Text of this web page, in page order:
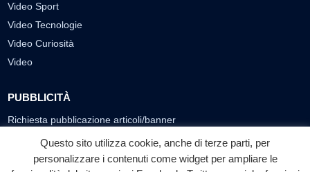
Video Sport
Video Tecnologie
Video Curiosità
Video
PUBBLICITÀ
Richiesta pubblicazione articoli/banner
SEGUICI SUI SOCIAL
Questo sito utilizza cookie, anche di terze parti, per
personalizzare i contenuti come widget per ampliare le